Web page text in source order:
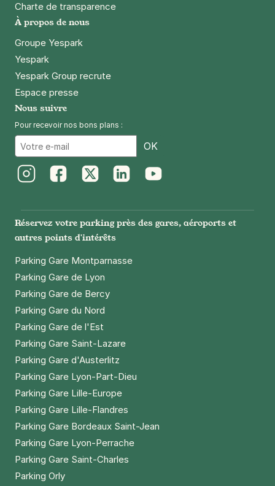
Charte de transparence
À propos de nous
Groupe Yespark
Yespark
Yespark Group recrute
Espace presse
Nous suivre
Pour recevoir nos bons plans :
OK
Réservez votre parking près des gares, aéroports et
autres points d'intérêts
Parking Gare Montparnasse
Parking Gare de Lyon
Parking Gare de Bercy
Parking Gare du Nord
Parking Gare de l'Est
Parking Gare Saint-Lazare
Parking Gare d'Austerlitz
Parking Gare Lyon-Part-Dieu
Parking Gare Lille-Europe
Parking Gare Lille-Flandres
Parking Gare Bordeaux Saint-Jean
Parking Gare Lyon-Perrache
Parking Gare Saint-Charles
Parking Orly